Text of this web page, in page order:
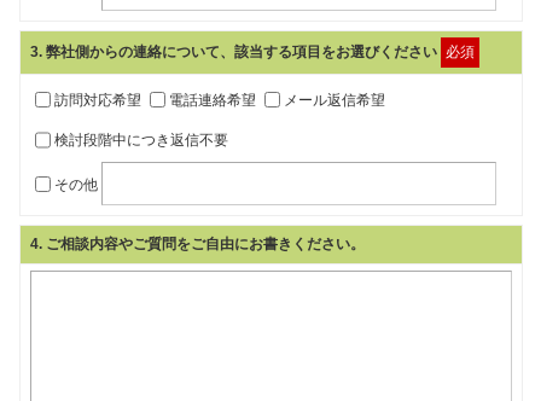
3. 弊社側からの連絡について、該当する項目をお選びください 必須
訪問対応希望 電話連絡希望 メール返信希望
検討段階中につき返信不要
その他
4. ご相談内容やご質問をご自由にお書きください。